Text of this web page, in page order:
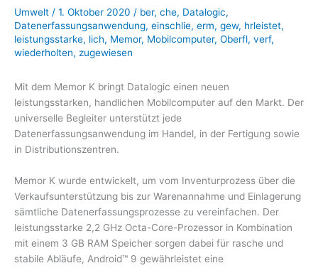
Umwelt / 1. Oktober 2020 / ber, che, Datalogic,
Datenerfassungsanwendung, einschlie, erm, gew, hrleistet,
leistungsstarke, lich, Memor, Mobilcomputer, Oberfl, verf,
wiederholten, zugewiesen
Mit dem Memor K bringt Datalogic einen neuen
leistungsstarken, handlichen Mobilcomputer auf den Markt. Der
universelle Begleiter unterstützt jede
Datenerfassungsanwendung im Handel, in der Fertigung sowie
in Distributionszentren.
Memor K wurde entwickelt, um vom Inventurprozess über die
Verkaufsunterstützung bis zur Warenannahme und Einlagerung
sämtliche Datenerfassungsprozesse zu vereinfachen. Der
leistungsstarke 2,2 GHz Octa-Core-Prozessor in Kombination
mit einem 3 GB RAM Speicher sorgen dabei für rasche und
stabile Abläufe, Android™ 9 gewährleistet eine